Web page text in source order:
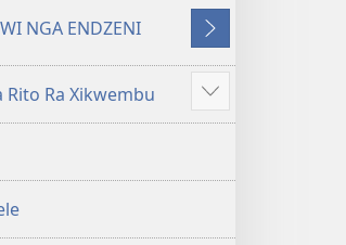
ya
Bibele
—
Kwetsima
Misava
rhekhodiweke
—
Matsalwa
Ya
Leyintshwa
NGA ENDZENI
LESWI
LANDZELAKA
Rito Ra Xikwembu
Show
more